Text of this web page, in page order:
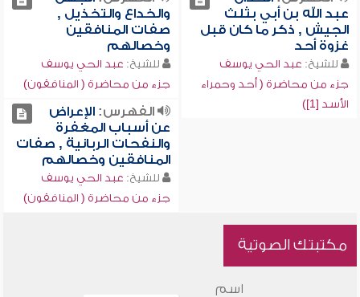
عبد الله بن أبي بثلث
الجيش , ذكر ما كان قبل
غزوة أحد
للشيخ: عبد الحي يوسف
جزء من محاضرة ( أحد وحمراء
الأسد [1])
والخداع والتخذيل ,
صفات المنافقين
وخصالهم
للشيخ: عبد الحي يوسف
جزء من محاضرة ( المنافقون)
الفهرس:الإعراض
عن أسباب المغفرة
والنفحات الربانية , صفات
المنافقين وخصالهم
للشيخ: عبد الحي يوسف
جزء من محاضرة ( المنافقون)
مكتبتك الصوتية
اسم